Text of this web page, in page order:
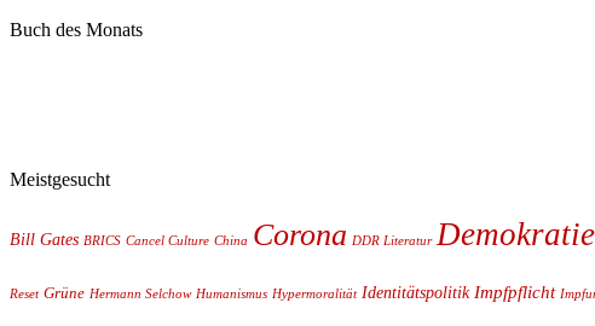
Buch des Monats
Meistgesucht
Bill Gates BRICS Cancel Culture China Corona DDR Literatur Demokratie
Reset Grüne Hermann Selchow Humanismus Hypermoralität Identitätspolitik Impfpflicht